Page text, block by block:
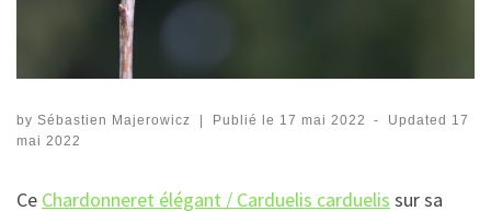
by Sébastien Majerowicz | Publié le 17 mai 2022 - Updated 17
mai 2022
Ce Chardonneret élégant / Carduelis carduelis sur sa